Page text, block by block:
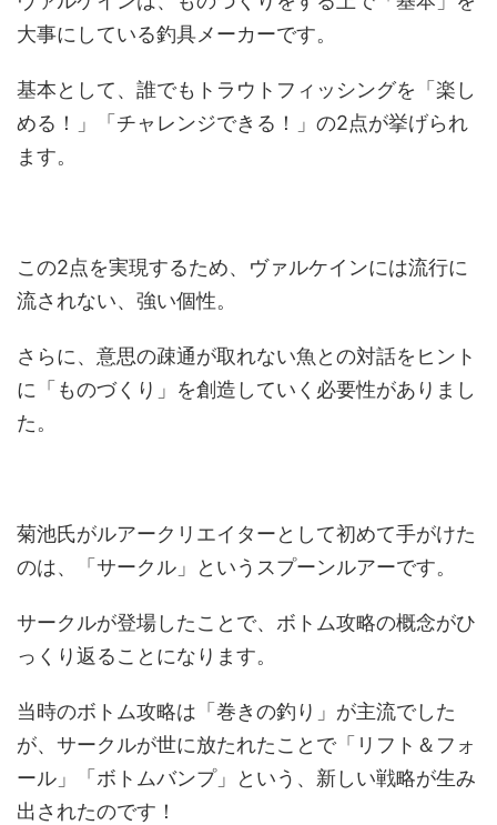
大事にしている釣具メーカーです。
基本として、誰でもトラウトフィッシングを「楽し
める！」「チャレンジできる！」の2点が挙げられ
ます。
この2点を実現するため、ヴァルケインには流行に
流されない、強い個性。
さらに、意思の疎通が取れない魚との対話をヒント
に「ものづくり」を創造していく必要性がありまし
た。
菊池氏がルアークリエイターとして初めて手がけた
のは、「サークル」というスプーンルアーです。
サークルが登場したことで、ボトム攻略の概念がひ
っくり返ることになります。
当時のボトム攻略は「巻きの釣り」が主流でした
が、サークルが世に放たれたことで「リフト＆フォ
ール」「ボトムバンプ」という、新しい戦略が生み
出されたのです！